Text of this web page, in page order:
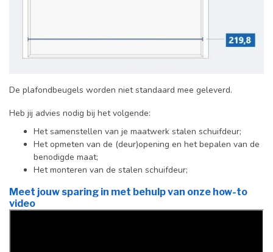
De plafondbeugels worden niet standaard mee geleverd.
Heb jij advies nodig bij het volgende:
Het samenstellen van je maatwerk stalen schuifdeur;
Het opmeten van de (deur)opening en het bepalen van de
benodigde maat;
Het monteren van de stalen schuifdeur;
Meet jouw sparing in met behulp van onze how-to
video